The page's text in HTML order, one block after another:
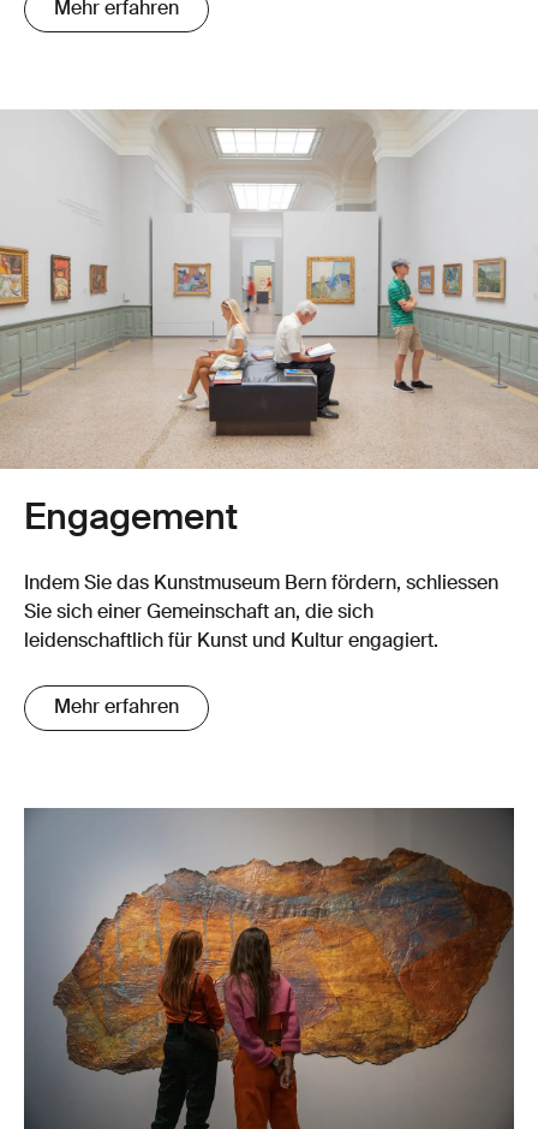
Mehr erfahren
Engagement
Indem Sie das Kunstmuseum Bern fördern, schliessen
Sie sich einer Gemeinschaft an, die sich
leidenschaftlich für Kunst und Kultur engagiert.
Mehr erfahren